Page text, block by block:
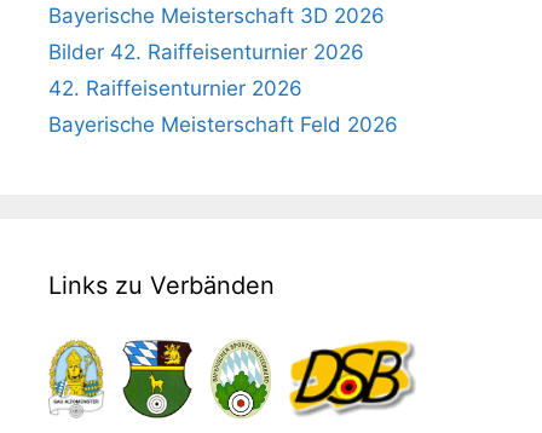
Bayerische Meisterschaft 3D 2026
Bilder 42. Raiffeisenturnier 2026
42. Raiffeisenturnier 2026
Bayerische Meisterschaft Feld 2026
Links zu Verbänden